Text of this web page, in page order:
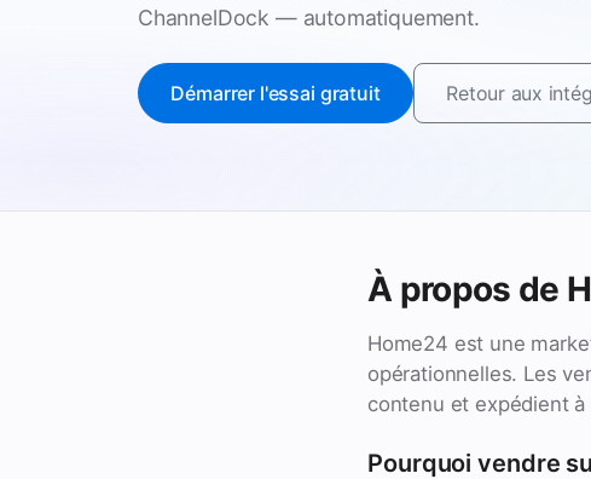
ChannelDock — automatiquement.
Démarrer l'essai gratuit Retour aux
À propos de
Home24 est une
opérationnelles. Les
contenu et expédient
Pourquoi vendre